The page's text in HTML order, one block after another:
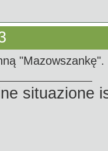
"Mazowszankę".
situazione